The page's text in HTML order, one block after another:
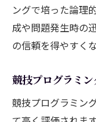
み
競技経験
ャリア形
資質とは
競技プロ
ングで培った論理
成や問題発生時の
の信頼を得やすく
競技プログラミ
競技プログラミン